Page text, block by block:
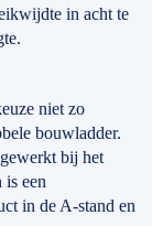
in acht te
niet zo
bouwladder.
bij het
is een
in de A-stand en